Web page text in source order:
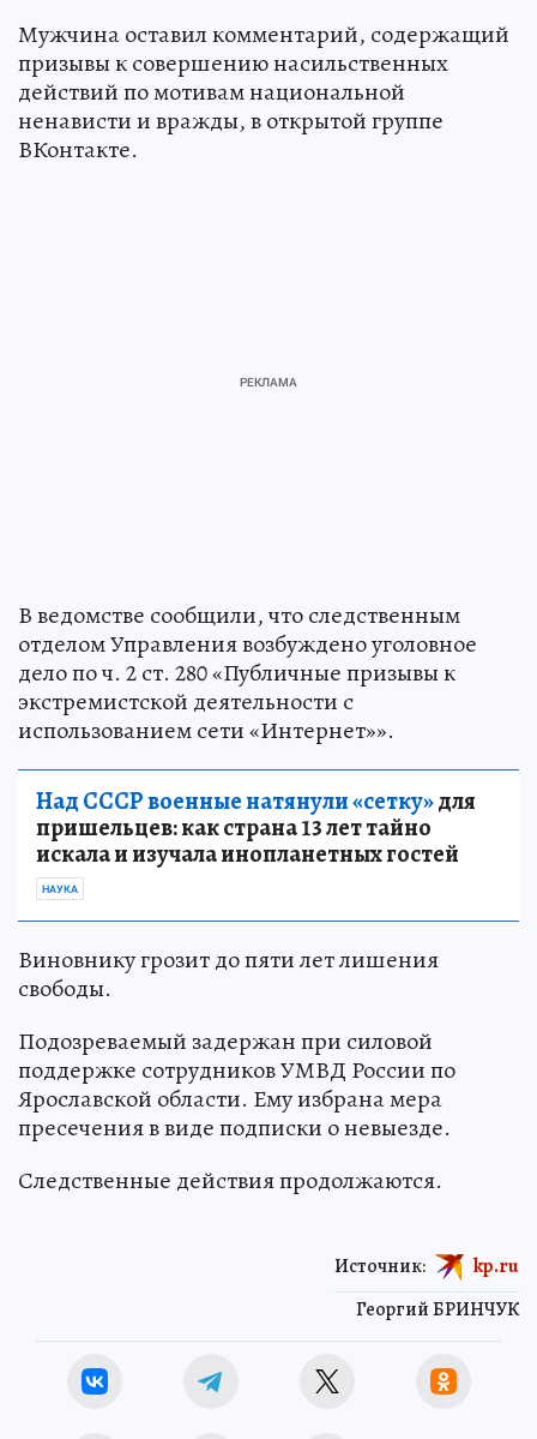
Мужчина оставил комментарий, содержащий
призывы к совершению насильственных
действий по мотивам национальной
ненависти и вражды, в открытой группе
ВКонтакте.
В ведомстве сообщили, что следственным
отделом Управления возбуждено уголовное
дело по ч. 2 ст. 280 «Публичные призывы к
экстремистской деятельности с
использованием сети «Интернет»».
Над СССР военные натянули «сетку»для
пришельцев: как страна 13 лет тайно
искала и изучала инопланетных гостей
НАУКА
Виновнику грозит до пяти лет лишения
свободы.
Подозреваемый задержан при силовой
поддержке сотрудников УМВД России по
Ярославской области. Ему избрана мера
пресечения в виде подписки о невыезде.
Следственные действия продолжаются.
Георгий БРИНЧУК
Источник: kp.ru